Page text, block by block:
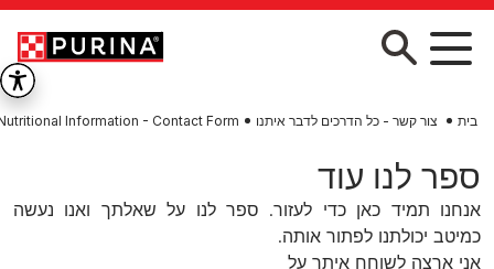
Skip to main content
בית צור קשר - כל הדרכים לדבר איתנו Information - Contact Form
ספר לנו עוד
אנחנו תמיד כאן כדי לעזור. ספר לנו על שאלתך ואנו נעשה
כמיטב יכולתנו לפתור אותה.
אני ארצה לשוחח איתך על